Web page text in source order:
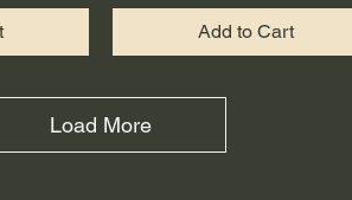
Add to Cart
Load More